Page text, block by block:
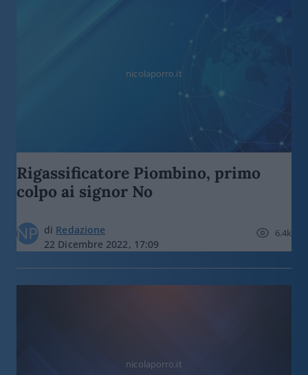
nicolaporro.it
Rigassificatore Piombino, primo
colpo ai signor No
di Redazione
22 Dicembre 2022, 17:09
6.4k
nicolaporro.it